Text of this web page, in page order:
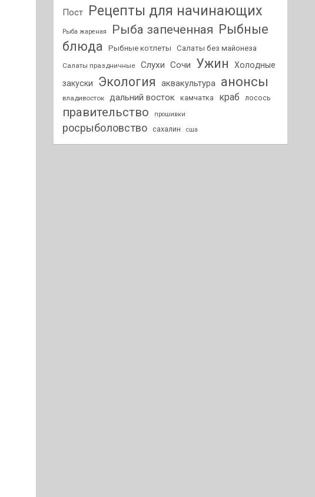
Пост Рецепты для начинающих
Рыба жареная Рыба запеченная Рыбные
блюда
Рыбные котлеты Салаты без майонеза
Салаты праздничные Слухи Сочи Ужин
Холодные
закуски
Экология аквакультура анонсы
владивосток дальний восток камчатка краб лосось
правительство прошивки
росрыболовство сахалин сша